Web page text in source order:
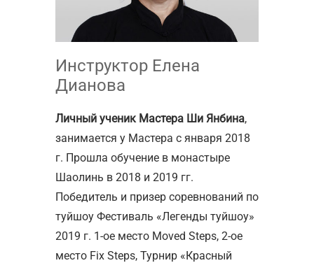
Инструктор Елена
Дианова
Личный ученик Мастера Ши Янбина,
занимается у Мастера с января 2018
г. Прошла обучение в монастыре
Шаолинь в 2018 и 2019 гг.
Победитель и призер соревнований по
туйшоу Фестиваль «Легенды туйшоу»
2019 г. 1-ое место Moved Steps, 2-ое
место Fix Steps, Турнир «Красный